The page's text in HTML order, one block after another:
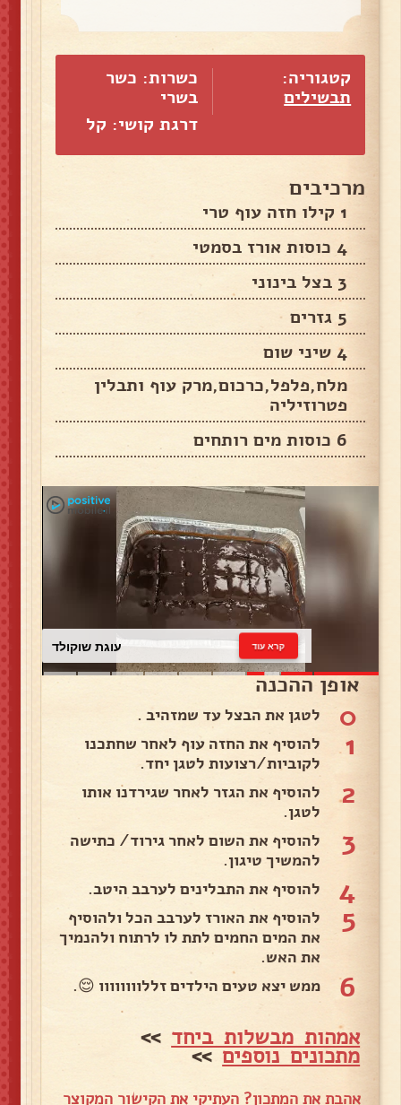
קטגוריה:
תבשילים
כשרות: כשר
בשרי
דרגת קושי: קל
מרכיבים
1 קילו חזה עוף טרי
4 כוסות אורז בסמטי
3 בצל בינוני
5 גזרים
4 שיני שום
מלח,פלפל,כרכום,מרק עוף ותבלין
פטרוזיליה
6 כוסות מים רותחים
עוגת שוקולד קרא עוד
אופן ההכנה
0 לטגן את הבצל עד שמזהיב .
1
להוסיף את החזה עוף לאחר שחתכנו
לקוביות/רצועות לטגן יחד.
2
להוסיף את הגזר לאחר שגירדנו אותו
לטגן.
3
להוסיף את השום לאחר גירוד/ כתישה
להמשיך טיגון.
4 להוסיף את התבלינים לערבב היטב.
5
להוסיף את האורז לערבב הכל ולהוסיף
את המים החמים לתת לו לרתוח ולהנמיך
את האש.
6 ממש יצא טעים הילדים זללוווווווו 😌.
אמהות מבשלות ביחד >>
מתכונים נוספים>>
אהבת את המתכון? העתיקי את הקישור המקוצר